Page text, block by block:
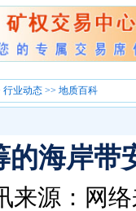
行业动态 >> 地质百科
的海岸带
来源：网